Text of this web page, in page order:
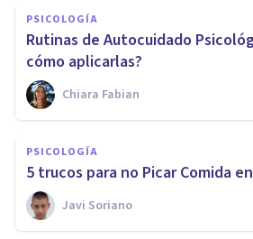
PSICOLOGÍA
Rutinas de Autocuidado
cómo aplicarlas?
Chiara Fabian
PSICOLOGÍA
5 trucos para no Picar Comida
Javi Soriano